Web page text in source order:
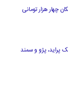
دلار، یورو و سایر ارزها ۱۲ مهر ۱۴۰۴/ تکان چهار هزار تومانی
پراید، پژو و سمند